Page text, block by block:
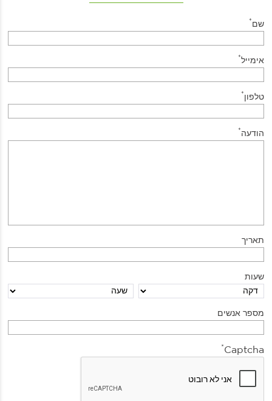
שם*
אימייל*
טלפון*
הודעה*
תאריך
שעות
מספר אנשים
Captcha
*